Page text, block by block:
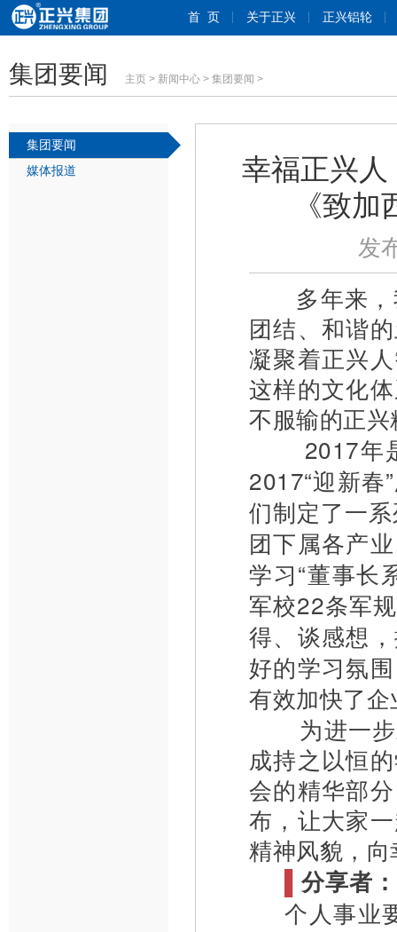
首 页 关于正兴 正兴铝轮
集团要闻 主页 > 新闻中心 > 集团要闻 >
集团要闻
媒体报道
幸福正兴
《致
发
多年来，
团结、和谐
凝聚着正兴
这样的文化
不服输的正
2017年是
2017“迎新春
们制定了一
团下属各产
学习“董事长
军校22条军
得、谈感想
好的学习氛
有效加快了
为进一
成持之以恒
会的精华部
布，让大家
精神风貌，
▌ 分享者
个人事业